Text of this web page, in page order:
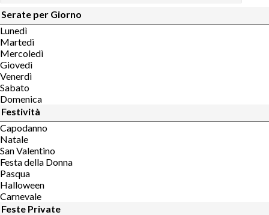
Serate per Giorno
Lunedì
Martedì
Mercoledì
Giovedì
Venerdì
Sabato
Domenica
Festività
Capodanno
Natale
San Valentino
Festa della Donna
Pasqua
Halloween
Carnevale
Feste Private